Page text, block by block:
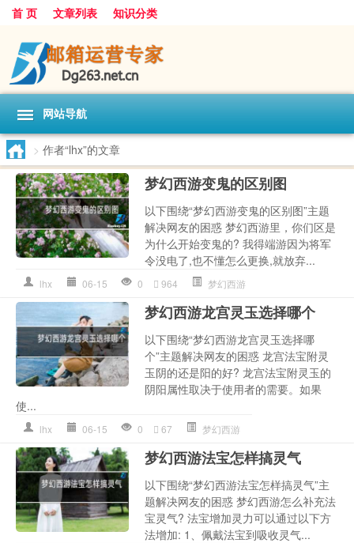
首 页 文章列表 知识分类
网站导航
> 作者“lhx”的文章
梦幻西游变鬼的区别图
以下围绕“梦幻西游变鬼的区别图”主题
解决网友的困惑 梦幻西游里，你们区是
为什么开始变鬼的? 我得端游因为将军
令没电了,也不懂怎么更换,就放弃...
lhx 06-15 0 964 梦幻西游
梦幻西游龙宫灵玉选择哪个
以下围绕“梦幻西游龙宫灵玉选择哪
个”主题解决网友的困惑 龙宫法宝附灵
玉阴的还是阳的好? 龙宫法宝附灵玉的
阴阳属性取决于使用者的需要。如果
使...
lhx 06-15 0 67 梦幻西游
梦幻西游法宝怎样搞灵气
以下围绕“梦幻西游法宝怎样搞灵气”主
题解决网友的困惑 梦幻西游怎么补充法
宝灵气? 法宝增加灵力可以通过以下方
法增加: 1、佩戴法宝到吸收灵气...